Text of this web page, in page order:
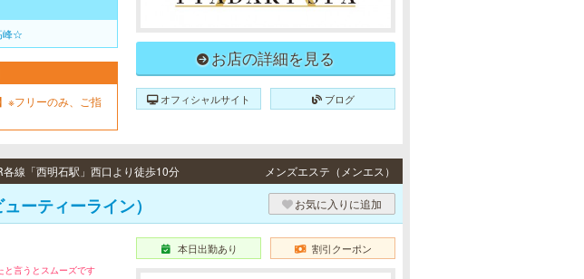
峰☆
※フリーのみ、ご指
お店の詳細を見る
オフィシャルサイト ブログ
線「西明石駅」西口より徒歩10分 メンズエステ（メンエス）
ーティーライン） お気に入りに追加
と言うとスムーズです
本日出勤あり 割引クーポン